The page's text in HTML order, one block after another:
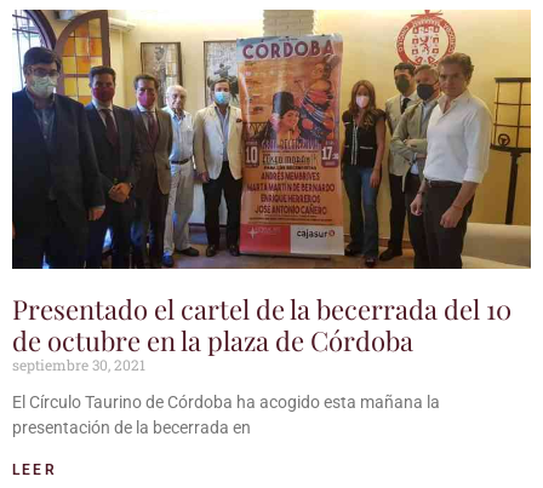
Presentado el cartel de la becerrada del 10
de octubre en la plaza de Córdoba
septiembre 30, 2021
El Círculo Taurino de Córdoba ha acogido esta mañana la
presentación de la becerrada en
LEER